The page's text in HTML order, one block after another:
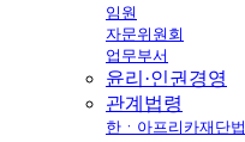
임원
자문위원회
업무부서
윤리·인권경영
관계법령
한ㆍ아프리카재단법